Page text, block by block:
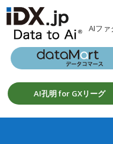
AIファ
AI孔明 for GXリーグ